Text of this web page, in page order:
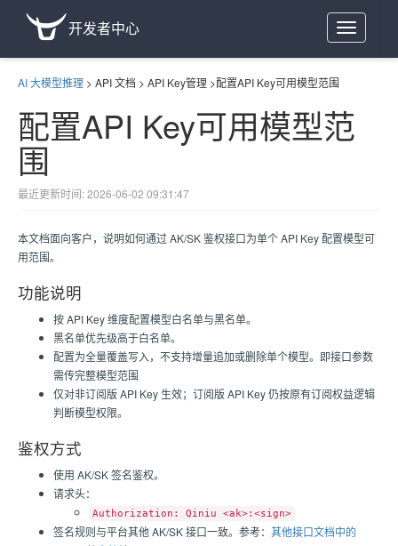
Toggle
navigation
开发者中心
AI 大模型推理 > API 文档 > API Key管理 >配置API Key可用模型范围
配置API Key可用模型范
围
最近更新时间: 2026-06-02 09:31:47
本文档面向客户，说明如何通过 AK/SK 鉴权接口为单个 API Key 配置模型可
用范围。
功能说明
按 API Key 维度配置模型白名单与黑名单。
黑名单优先级高于白名单。
配置为全量覆盖写入，不支持增量追加或删除单个模型。即接口参数
需传完整模型范围
仅对非订阅版 API Key 生效；订阅版 API Key 仍按原有订阅权益逻辑
判断模型权限。
鉴权方式
使用 AK/SK 签名鉴权。
请求头：
Authorization: Qiniu <ak>:<sign>
签名规则与平台其他 AK/SK 接口一致。参考： 其他接口文档中的